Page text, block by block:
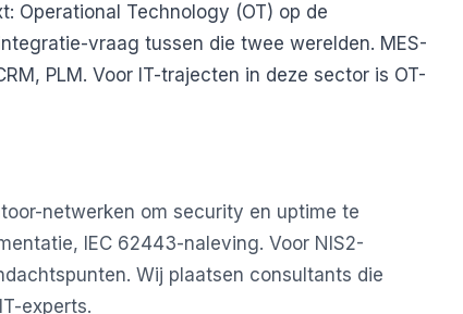
Operational Technology (OT) op de
vraag tussen die twee werelden. MES-
PLM. Voor IT-trajecten in deze sector is OT-
netwerken om security en uptime te
IEC 62443-naleving. Voor NIS2-
Wij plaatsen consultants die
experts.